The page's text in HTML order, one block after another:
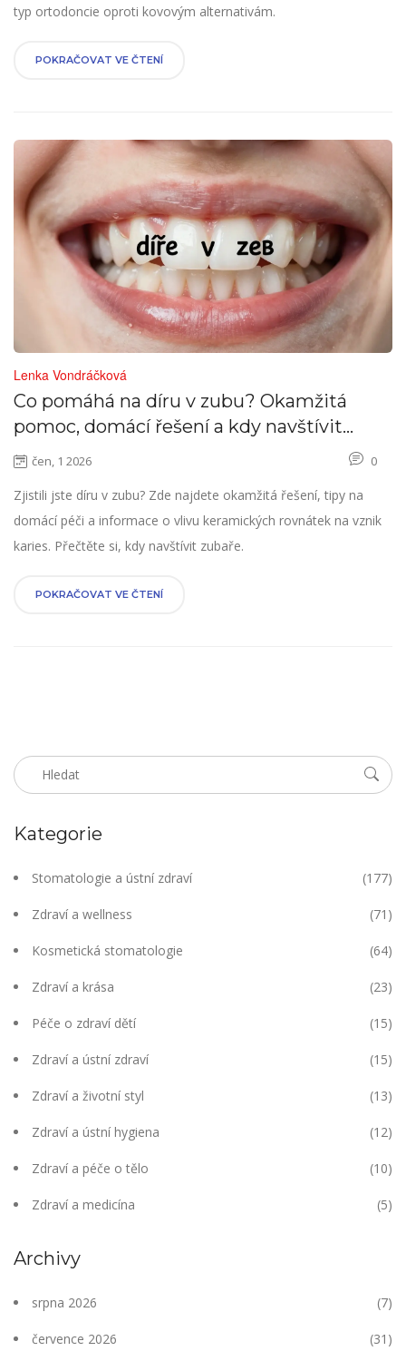
typ ortodoncie oproti kovovým alternativám.
POKRAČOVAT VE ČTENÍ
Lenka Vondráčková
Co pomáhá na díru v zubu? Okamžitá
pomoc, domácí řešení a kdy navštívit
zubaře
čen, 1 2026 0
Zjistili jste díru v zubu? Zde najdete okamžitá řešení, tipy na
domácí péči a informace o vlivu keramických rovnátek na vznik
karies. Přečtěte si, kdy navštívit zubaře.
POKRAČOVAT VE ČTENÍ
Kategorie
Stomatologie a ústní zdraví (177)
Zdraví a wellness (71)
Kosmetická stomatologie (64)
Zdraví a krása (23)
Péče o zdraví dětí (15)
Zdraví a ústní zdraví (15)
Zdraví a životní styl (13)
Zdraví a ústní hygiena (12)
Zdraví a péče o tělo (10)
Zdraví a medicína (5)
Archivy
srpna 2026 (7)
července 2026 (31)